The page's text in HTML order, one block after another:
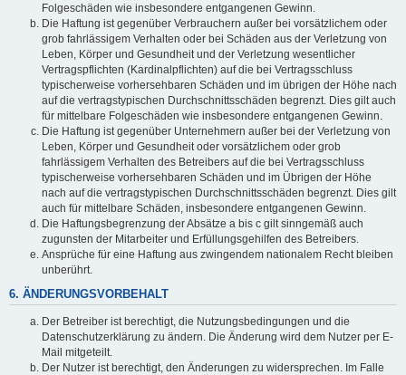
Folgeschäden wie insbesondere entgangenen Gewinn.
Die Haftung ist gegenüber Verbrauchern außer bei vorsätzlichem oder
grob fahrlässigem Verhalten oder bei Schäden aus der Verletzung von
Leben, Körper und Gesundheit und der Verletzung wesentlicher
Vertragspflichten (Kardinalpflichten) auf die bei Vertragsschluss
typischerweise vorhersehbaren Schäden und im übrigen der Höhe nach
auf die vertragstypischen Durchschnittsschäden begrenzt. Dies gilt auch
für mittelbare Folgeschäden wie insbesondere entgangenen Gewinn.
Die Haftung ist gegenüber Unternehmern außer bei der Verletzung von
Leben, Körper und Gesundheit oder vorsätzlichem oder grob
fahrlässigem Verhalten des Betreibers auf die bei Vertragsschluss
typischerweise vorhersehbaren Schäden und im Übrigen der Höhe
nach auf die vertragstypischen Durchschnittsschäden begrenzt. Dies gilt
auch für mittelbare Schäden, insbesondere entgangenen Gewinn.
Die Haftungsbegrenzung der Absätze a bis c gilt sinngemäß auch
zugunsten der Mitarbeiter und Erfüllungsgehilfen des Betreibers.
Ansprüche für eine Haftung aus zwingendem nationalem Recht bleiben
unberührt.
6. ÄNDERUNGSVORBEHALT
Der Betreiber ist berechtigt, die Nutzungsbedingungen und die
Datenschutzerklärung zu ändern. Die Änderung wird dem Nutzer per E-
Mail mitgeteilt.
Der Nutzer ist berechtigt, den Änderungen zu widersprechen. Im Falle